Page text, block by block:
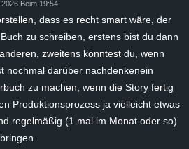
Beim 19:54
dass es recht smart wäre, der
zu schreiben, erstens bist du dann
zweitens könntest du, wenn
nochmal darüber nachdenkenein
zu machen, wenn die Story fertig
Produktionsprozess ja vielleicht etwas
regelmäßig (1 mal im Monat oder so)